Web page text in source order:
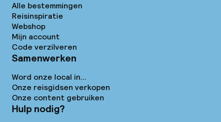
Alle bestemmingen
Reisinspiratie
Webshop
Mijn account
Code verzilveren
Samenwerken
Word onze local in...
Onze reisgidsen verkopen
Onze content gebruiken
Hulp nodig?